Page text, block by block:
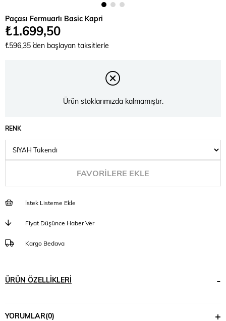
Paçası Fermuarlı Basic Kapri
₺1.699,50
₺596,35 `den başlayan taksitlerle
Ürün stoklarımızda kalmamıştır.
RENK
FAVORILERE EKLE
İstek Listeme Ekle
Fiyat Düşünce Haber Ver
Kargo Bedava
ÜRÜN ÖZELLIKLERI
YORUMLAR(0)